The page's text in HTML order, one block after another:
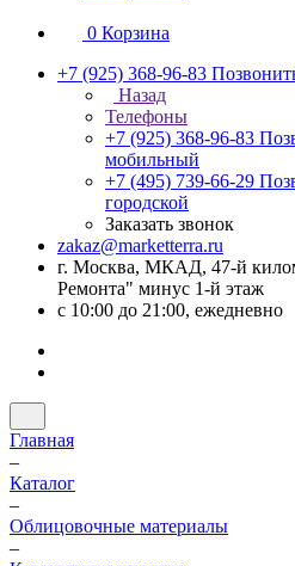
0 Корзина
+7 (925) 368-96-83
Назад
Телефоны
+7 (925) 368-96-83
мобильный
+7 (495) 739-66-29
городской
Заказать звонок
zakaz@marketterra.ru
г. Москва, МКАД, 47-й
Ремонта" минус 1-й этаж
с 10:00 до 21:00, ежедневно
Главная
–
Каталог
–
Облицовочные материалы
–